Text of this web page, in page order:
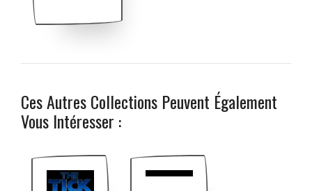
Ces Autres Collections Peuvent Également
Vous Intéresser :